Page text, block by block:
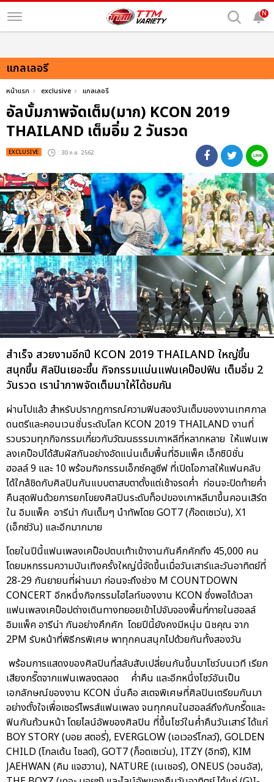
N
แกลเลอรี
หน้าแรก exclusive แกลเลอรี
อัลบั้มภาพจัดเต็ม(มาก) KCON 2019
THAILAND เต็มอิ่ม 2 วันรวด
EXCLUSIVE : 30 ก.ย. 2562
สำเร็จ สวยงามอีกปี KCON 2019 THAILAND ใหญ่ขึ้น
สนุกขึ้น ศิลปินเยอะขึ้น กิจกรรมแน่นแฟนเคป็อปฟิน เต็มอิ่ม 2
วันรวด เรานำภาพจัดเต็มมาให้ได้ชมกัน
ผ่านไปแล้ว สำหรับปรากฏการณ์ความฟินสองวันเต็มของงานเทศกาล
ดนตรีและคอนเวนชั่นระดับโลก KCON 2019 THAILAND งานที่
รวบรวมทุกกิจกรรมเกี่ยวกับวัฒนธรรมเกาหลีที่หลากหลาย ให้แฟนเพ
ลงเคป็อปได้สัมผัสกันอย่างอัดแน่นเต็มพื้นที่อิมแพ็ค เอ็กซิบิชั่น
ฮอลล์ 9 และ 10 พร้อมกิจกรรมเอ็กซ์คลูซีฟ ที่เปิดโอกาสให้แฟนคลับ
ได้ใกล้ชิดกับศิลปินกันแบบตาสบตาตั้งแต่เช้าจรดค่ำ ก่อนจะปิดท้ายค่ำ
คืนสุดฟินด้วยการยกโขยงศิลปินระดับท็อปของเกาหลีมาขึ้นคอนเสิร์ต
ใน อิมแพ็ค อารีน่า กันเต็มๆ นำทัพโดย GOT7 (ก๊อตเซเว่น), X1
(เอ็กซ์วัน) และอีกมากมาย
โดยในปีนี้แฟนเพลงเคป็อปตบเท้าเข้างานกันคึกคักถึง 45,000 คน
โดยมหกรรมความบันเทิงครั้งใหญ่นี้จัดขึ้นเมื่อวันเสาร์และวันอาทิตย์ที่
28-29 กันยายนที่ผ่านมา ก่อนจะถึงช่วง M COUNTDOWN
CONCERT อีกหนึ่งกิจกรรมไฮไลท์ของงาน KCON ซึ่งพอได้เวลา
แฟนเพลงเคป็อปต่างเดินทางทยอยเข้าไปจับจองพื้นที่ภายในฮอลล์
อิมแพ็ค อารีน่า กันอย่างคึกคัก โดยปีนี้ยังคงมีหนุ่ม นิชคุณ จาก
2PM รับหน้าที่พิธีกรพิเศษ พาทุกคนสนุกไปด้วยกันทั้งสองวัน
พร้อมการแสดงของศิลปินที่สลับสับเปลี่ยนกันขึ้นมาโชว์บนเวที เรียก
เสียงกรี๊ดจากแฟนเพลงตลอด ค่ำคืน และอีกหนึ่งโชว์อันเป็น
เอกลักษณ์ของงาน KCON นั่นคือ สเตจพิเศษที่ศิลปินเตรียมกันมา
อย่างตั้งใจเพื่อเซอร์ไพรส์แฟนเพลง จนทุกคนในฮอลล์ถึงกับกรี๊ดและ
ฟินกันถ้วนหน้า โดยไลน์อัพของศิลปิน ที่ขึ้นโชว์ในค่ำคืนวันเสาร์ ได้แก่
BOY STORY (บอย สตอรี่), EVERGLOW (เอเวอร์โกลว์), GOLDEN
CHILD (โกลเด้น ไชลด์), GOT7 (ก็อตเซเว่น), ITZY (อิทจี), KIM
JAEHWAN (คิม แจฮวาน), NATURE (เนเชอร์), ONEUS (วอนอัส),